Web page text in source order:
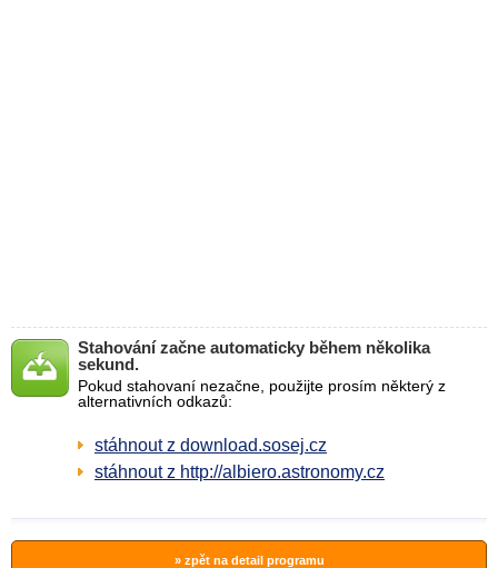
Stahování začne automaticky během několika
sekund.
Pokud stahovaní nezačne, použijte prosím některý z
alternativních odkazů:
stáhnout z download.sosej.cz
stáhnout z http://albiero.astronomy.cz
» zpět na detail programu